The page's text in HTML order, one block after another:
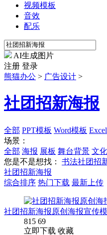
视频模板
音效
配乐
AI生成图片
注册 登录
熊猫办公 > 广告设计 >
社团招新海报
全部 PPT模板 Word模板
场景：
全部 海报 展板 舞台背景 文
您是不是想找：
书法社团招
社团招新海报
综合排序 热门下载 最新上传
社团招新海报原创海报宣传
815 69
立即下载 收藏